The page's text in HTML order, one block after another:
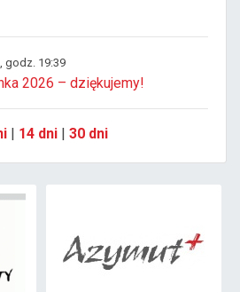
godz. 19:39
2026 – dziękujemy!
| 14 dni| 30 dni